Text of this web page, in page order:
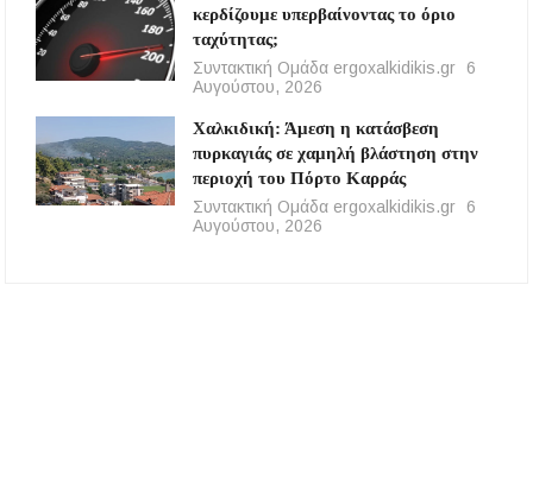
κερδίζουμε υπερβαίνοντας το όριο
ταχύτητας;
Συντακτική Ομάδα ergoxalkidikis.gr
6
Αυγούστου, 2026
Χαλκιδική: Άμεση η κατάσβεση
πυρκαγιάς σε χαμηλή βλάστηση στην
περιοχή του Πόρτο Καρράς
Συντακτική Ομάδα ergoxalkidikis.gr
6
Αυγούστου, 2026